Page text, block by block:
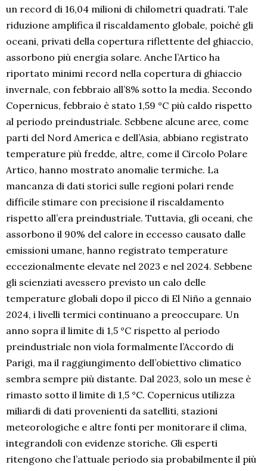
un record di 16,04 milioni di chilometri quadrati. Tale
riduzione amplifica il riscaldamento globale, poiché gli
oceani, privati della copertura riflettente del ghiaccio,
assorbono più energia solare. Anche l’Artico ha
riportato minimi record nella copertura di ghiaccio
invernale, con febbraio all’8% sotto la media. Secondo
Copernicus, febbraio è stato 1,59 °C più caldo rispetto
al periodo preindustriale. Sebbene alcune aree, come
parti del Nord America e dell’Asia, abbiano registrato
temperature più fredde, altre, come il Circolo Polare
Artico, hanno mostrato anomalie termiche. La
mancanza di dati storici sulle regioni polari rende
difficile stimare con precisione il riscaldamento
rispetto all’era preindustriale. Tuttavia, gli oceani, che
assorbono il 90% del calore in eccesso causato dalle
emissioni umane, hanno registrato temperature
eccezionalmente elevate nel 2023 e nel 2024. Sebbene
gli scienziati avessero previsto un calo delle
temperature globali dopo il picco di El Niño a gennaio
2024, i livelli termici continuano a preoccupare. Un
anno sopra il limite di 1,5 °C rispetto al periodo
preindustriale non viola formalmente l’Accordo di
Parigi, ma il raggiungimento dell’obiettivo climatico
sembra sempre più distante. Dal 2023, solo un mese è
rimasto sotto il limite di 1,5 °C. Copernicus utilizza
miliardi di dati provenienti da satelliti, stazioni
meteorologiche e altre fonti per monitorare il clima,
integrandoli con evidenze storiche. Gli esperti
ritengono che l’attuale periodo sia probabilmente il più